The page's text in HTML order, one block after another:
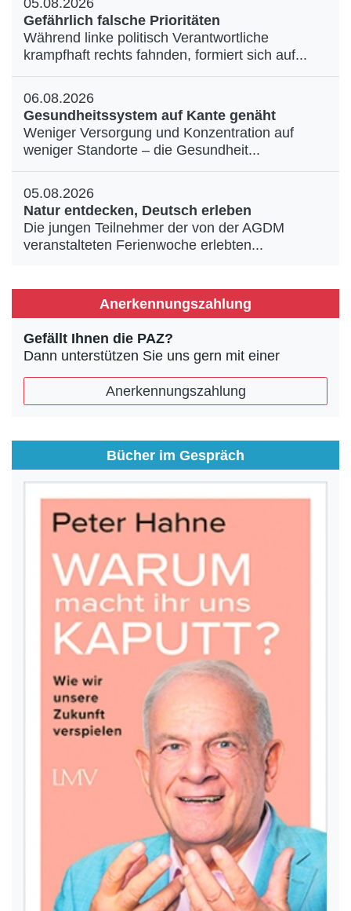
05.08.2026
Gefährlich falsche Prioritäten
Während linke politisch Verantwortliche
krampfhaft rechts fahnden, formiert sich auf...
06.08.2026
Gesundheitssystem auf Kante genäht
Weniger Versorgung und Konzentration auf
weniger Standorte – die Gesundheit...
05.08.2026
Natur entdecken, Deutsch erleben
Die jungen Teilnehmer der von der AGDM
veranstalteten Ferienwoche erlebten...
Anerkennungszahlung
Gefällt Ihnen die PAZ?
Dann unterstützen Sie uns gern mit einer
Anerkennungszahlung
Bücher im Gespräch